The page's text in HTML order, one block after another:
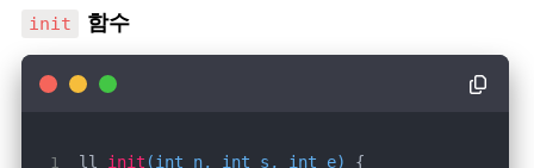
init 함수
ll init (int n, int s, int e)